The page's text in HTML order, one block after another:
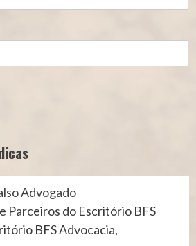
Advogado
Parceiros do Escritório BFS
BFS Advocacia,